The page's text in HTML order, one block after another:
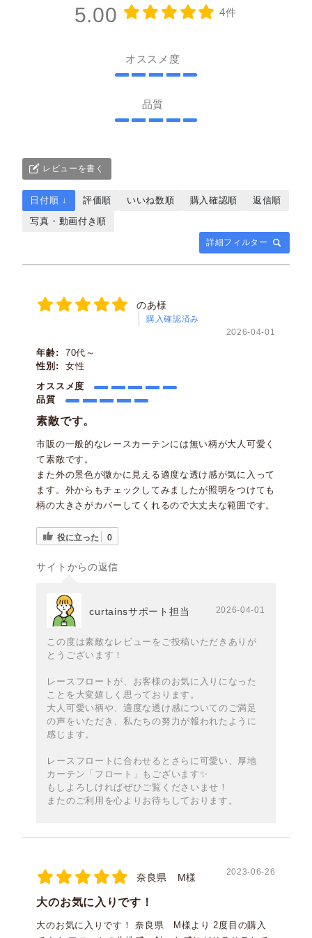
5.00 4件
オススメ度
品質
レビューを書く
詳細フィルター
日付順 ↓ 評価順 いいね数順 購入確認順
返信順
写真・動画付き順
のあ様
購入確認済み
2026-04-01
年齢:
70代～
性別:
女性
オススメ度
品質
素敵です。
市販の一般的なレースカーテンには無い柄が大人可愛く
て素敵です。
また外の景色が微かに見える適度な透け感が気に入って
ます。外からもチェックしてみましたが照明をつけても
柄の大きさがカバーしてくれるので大丈夫な範囲です。
役に立った 0
サイトからの返信
curtainsサポート担当 2026-04-01
この度は素敵なレビューをご投稿いただきありが
とうございます！
レースフロートが、お客様のお気に入りになった
ことを大変嬉しく思っております。
大人可愛い柄や、適度な透け感についてのご満足
の声をいただき、私たちの努力が報われたように
感じます。
レースフロートに合わせるとさらに可愛い、厚地
カーテン「フロート」もございます✨️
もしよろしければぜひご覧くださいませ！
またのご利用を心よりお待ちしております。
奈良県 M様 2023-06-26
大のお気に入りです！
大のお気に入りです！ 奈良県 M様より 2度目の購入